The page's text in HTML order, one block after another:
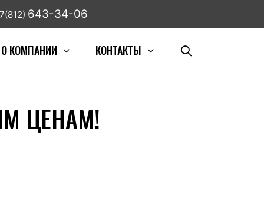
643-34-06
О КОМПАНИИ КОНТАКТЫ
ЦЕНАМ!